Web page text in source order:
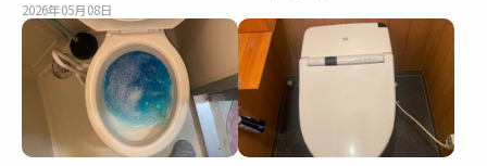
2026年05月08日